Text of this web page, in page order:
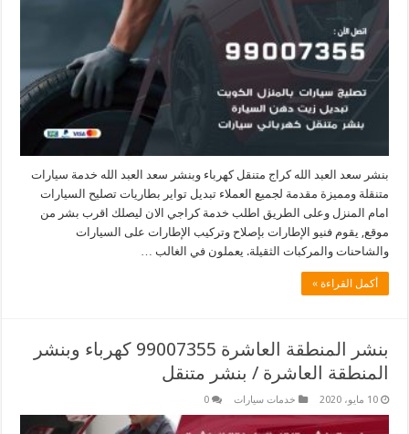
بنشر سعد العبد الله كراج متنقل كهرباء وبنشر سعد العبد الله خدمة سيارات
متنقلة ومميزة مقدمة لجميع العملاء تبديل تواير بطاريات تصليح السيارات
امام المنزل وعلى الطريق اطلب خدمة كراجي الان ليصلك اقرب بشر من
موقع, يقوم فنيو الإطارات بإصلاح وتركيب الإطارات على السيارات
والشاحنات والمركبات الثقيلة. يعملون في الغالب …
أكمل القراءة »
بنشر المنطقة العاشرة 99007355 كهرباء وبنشر
المنطقة العاشرة / بنشر متنقل
10 مايو، 2020 خدمات سيارات 0